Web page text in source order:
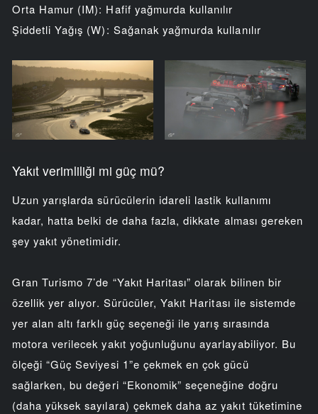
Orta Hamur (IM): Hafif yağmurda kullanılır
Şiddetli Yağış (W): Sağanak yağmurda kullanılır
Yakıt verimliliği mi güç mü?
Uzun yarışlarda sürücülerin idareli lastik kullanımı
kadar, hatta belki de daha fazla, dikkate alması gereken
şey yakıt yönetimidir.
Gran Turismo 7’de “Yakıt Haritası” olarak bilinen bir
özellik yer alıyor. Sürücüler, Yakıt Haritası ile sistemde
yer alan altı farklı güç seçeneği ile yarış sırasında
motora verilecek yakıt yoğunluğunu ayarlayabiliyor. Bu
ölçeği “Güç Seviyesi 1”e çekmek en çok gücü
sağlarken, bu değeri “Ekonomik” seçeneğine doğru
(daha yüksek sayılara) çekmek daha az yakıt tüketimine